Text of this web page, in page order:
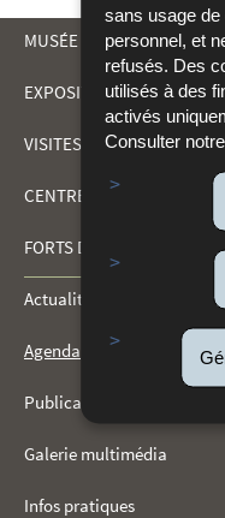
sans usage
personnel, et
refusés. Des
utilisés à des
activés
Consulter notre
MENU
DE
NAVIGATION
MUSÉE DRÄI EECHELEN
EXPOSITIONS
VISITES ET ACTIVITÉS
CENTRE DE
FORTS DU KIRCHBERG
Actualités
Agenda
Publications
Galerie multimédia
Infos pratiques